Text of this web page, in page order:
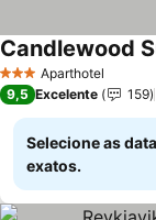
3 EstrelasAparthotel
Candlewood
9,5 Excelente 159
Selecione as
exatos.